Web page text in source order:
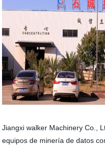
Jiangxi walker Machinery Co.,
equipos de minería de datos